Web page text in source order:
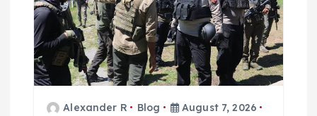
o
n
Alexander R Blog
August 7, 2026